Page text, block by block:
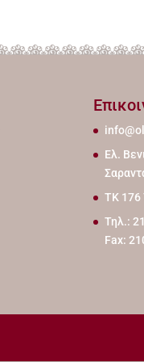
Ελ.
ΤΚ 176
Τηλ.:
Fax: